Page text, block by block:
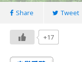
Share Tweet
+17